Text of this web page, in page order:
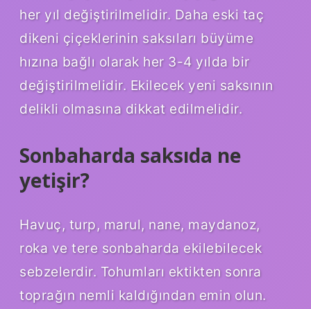
her yıl değiştirilmelidir. Daha eski taç
dikeni çiçeklerinin saksıları büyüme
hızına bağlı olarak her 3-4 yılda bir
değiştirilmelidir. Ekilecek yeni saksının
delikli olmasına dikkat edilmelidir.
Sonbaharda saksıda ne
yetişir?
Havuç, turp, marul, nane, maydanoz,
roka ve tere sonbaharda ekilebilecek
sebzelerdir. Tohumları ektikten sonra
toprağın nemli kaldığından emin olun.